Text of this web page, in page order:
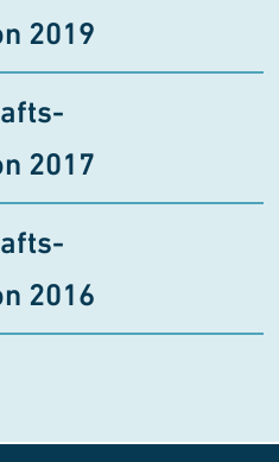
2019
2017
2016